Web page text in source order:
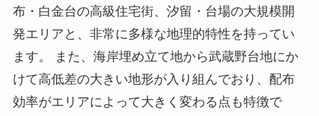
布・白金台の高級住宅街、汐留・台場の大規模開
発エリアと、非常に多様な地理的特性を持ってい
ます。 また、海岸埋め立て地から武蔵野台地にか
けて高低差の大きい地形が入り組んでおり、配布
効率がエリアによって大きく変わる点も特徴で